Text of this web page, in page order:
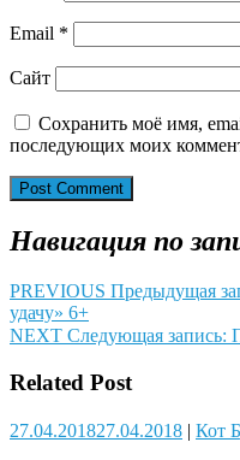
Email *
Сайт
Сохранить моё имя,
последующих моих
Навигация по
PREVIOUS Предыдущая
удачу» 6+
NEXT Следующая запись:
Related Post
27.04.201827.04.2018 | Кот